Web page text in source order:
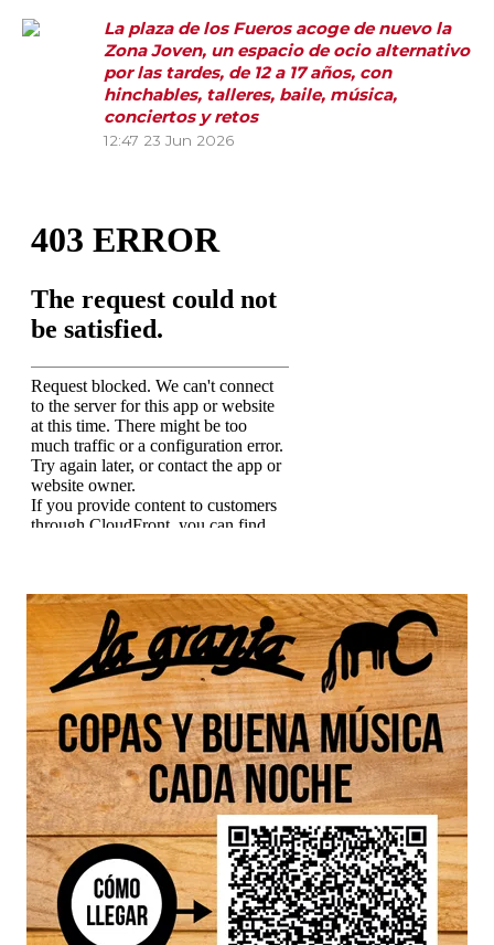
La plaza de los Fueros acoge de nuevo la
Zona Joven, un espacio de ocio alternativo
por las tardes, de 12 a 17 años, con
hinchables, talleres, baile, música,
conciertos y retos
12:47 23 Jun 2026